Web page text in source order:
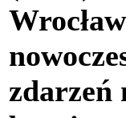
zdarzeń